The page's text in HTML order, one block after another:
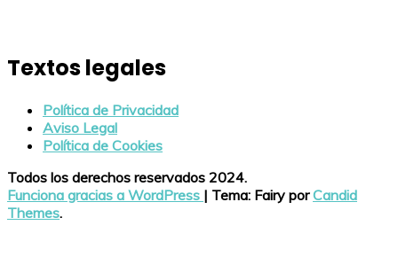
Textos legales
Política de Privacidad
Aviso Legal
Política de Cookies
Todos los derechos reservados 2024.
Funciona gracias a WordPress | Tema: Fairy porCandid
Themes.